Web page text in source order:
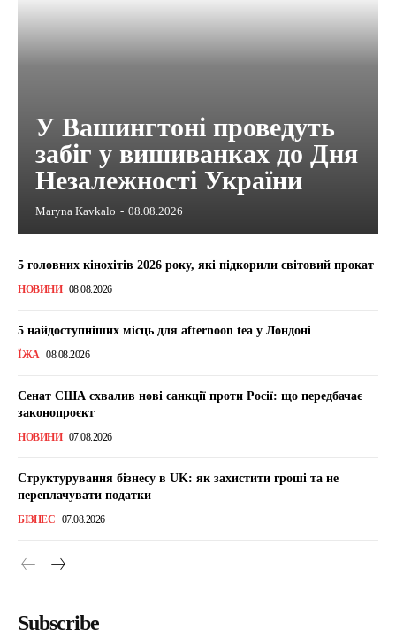
У Вашингтоні проведуть
забіг у вишиванках до Дня
Незалежності України
Maryna Kavkalo - 08.08.2026
5 головних кінохітів 2026 року, які підкорили світовий прокат
НОВИНИ 08.08.2026
5 найдоступніших місць для afternoon tea у Лондоні
ЇЖА 08.08.2026
Сенат США схвалив нові санкції проти Росії: що передбачає
законопроєкт
НОВИНИ 07.08.2026
Структурування бізнесу в UK: як захистити гроші та не
переплачувати податки
БІЗНЕС 07.08.2026
Subscribe